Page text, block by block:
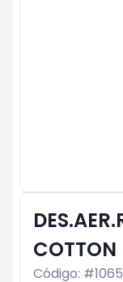
COTTON
Código: #